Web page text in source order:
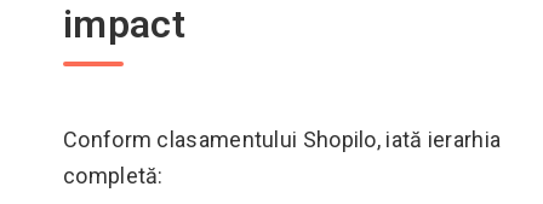
impact
Conform clasamentului Shopilo, iată ierarhia
completă: